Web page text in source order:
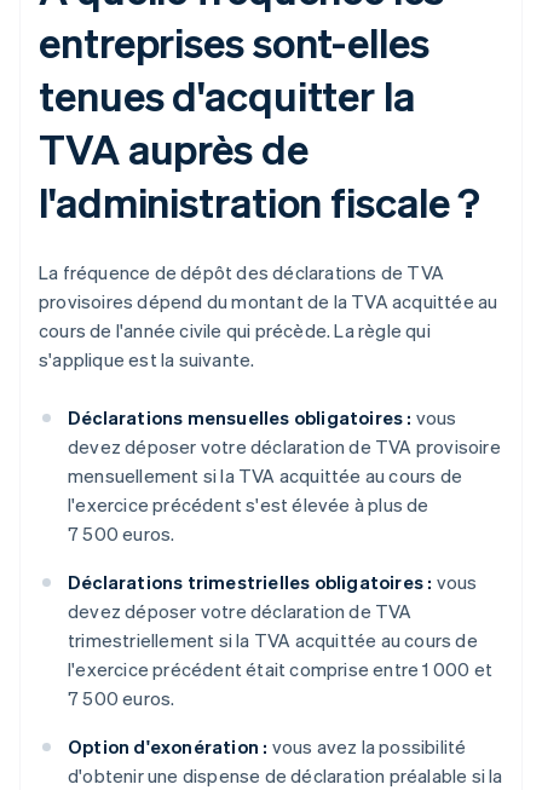
entreprises sont-elles
tenues d'acquitter la
TVA auprès de
l'administration fiscale ?
La fréquence de dépôt des déclarations de TVA
provisoires dépend du montant de la TVA acquittée au
cours de l'année civile qui précède. La règle qui
s'applique est la suivante.
Déclarations mensuelles obligatoires : vous
devez déposer votre déclaration de TVA provisoire
mensuellement si la TVA acquittée au cours de
l'exercice précédent s'est élevée à plus de
7 500 euros.
Déclarations trimestrielles obligatoires : vous
devez déposer votre déclaration de TVA
trimestriellement si la TVA acquittée au cours de
l'exercice précédent était comprise entre 1 000 et
7 500 euros.
Option d'exonération : vous avez la possibilité
d'obtenir une dispense de déclaration préalable si la